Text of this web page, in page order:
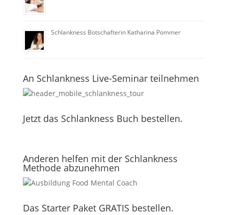
Schlankness Botschafterin Katharina Pommer
An Schlankness Live-Seminar teilnehmen
Jetzt das Schlankness Buch bestellen.
Anderen helfen mit der Schlankness
Methode abzunehmen
Das Starter Paket GRATIS bestellen.